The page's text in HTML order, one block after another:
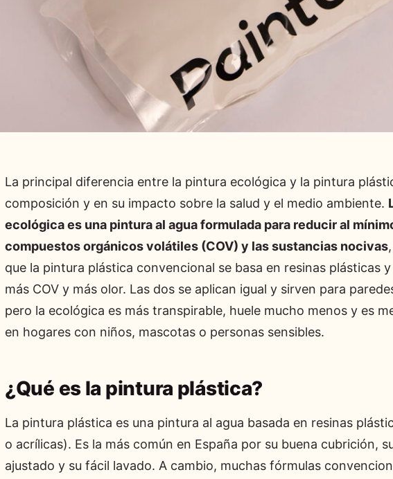
La principal diferencia entre la pintura ecológica y la pintura
composición y en su impacto sobre la salud y el medio ambiente.
ecológica es una pintura al agua formulada para reducir al
compuestos orgánicos volátiles (COV) y las sustancias nocivas
que la pintura plástica convencional se basa en resinas plásticas
más COV y más olor. Las dos se aplican igual y sirven para
pero la ecológica es más transpirable, huele mucho menos y es
en hogares con niños, mascotas o personas sensibles.
¿Qué es la pintura plástica?
La pintura plástica es una pintura al agua basada en resinas
o acrílicas). Es la más común en España por su buena cubrición,
ajustado y su fácil lavado. A cambio, muchas fórmulas